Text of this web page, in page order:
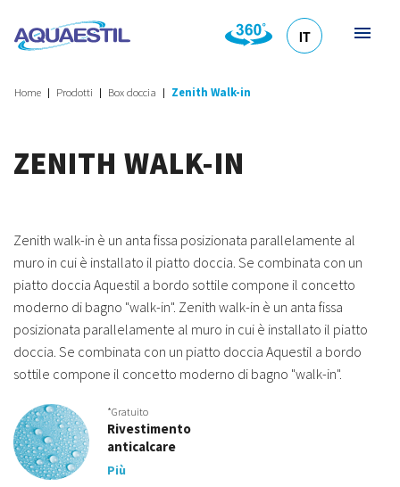
IT
Home Prodotti Box doccia Zenith Walk-in
ZENITH WALK-IN
Zenith walk-in è un anta fissa posizionata parallelamente al
muro in cui è installato il piatto doccia. Se combinata con un
piatto doccia Aquestil a bordo sottile compone il concetto
moderno di bagno "walk-in". Zenith walk-in è un anta fissa
posizionata parallelamente al muro in cui è installato il piatto
doccia. Se combinata con un piatto doccia Aquestil a bordo
sottile compone il concetto moderno di bagno "walk-in".
*Gratuito
Rivestimento
anticalcare
Più